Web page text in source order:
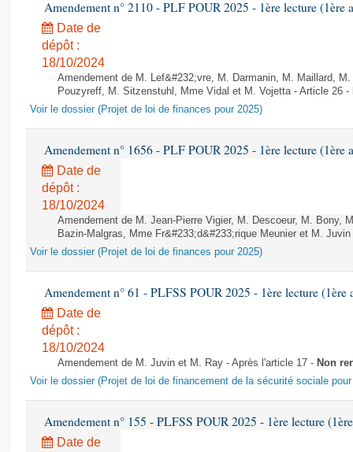
Amendement n° 2110 - PLF POUR 2025 - 1ère lecture (1ère
Date de
dépôt :
18/10/2024
Amendement de M. Lef&#232;vre, M. Darmanin, M. Maillard,
Pouzyreff, M. Sitzenstuhl, Mme Vidal et M. Vojetta - Article 26 -
Voir le dossier (Projet de loi de finances pour 2025)
Amendement n° 1656 - PLF POUR 2025 - 1ère lecture (1ère
Date de
dépôt :
18/10/2024
Amendement de M. Jean-Pierre Vigier, M. Descoeur, M. Bony,
Bazin-Malgras, Mme Fr&#233;d&#233;rique Meunier et M.
Voir le dossier (Projet de loi de finances pour 2025)
Amendement n° 61 - PLFSS POUR 2025 - 1ère lecture (1ère
Date de
dépôt :
18/10/2024
Amendement de M. Juvin et M. Ray - Après l'article 17 - Non
Voir le dossier (Projet de loi de financement de la sécurité sociale pour
Amendement n° 155 - PLFSS POUR 2025 - 1ère lecture
Date de